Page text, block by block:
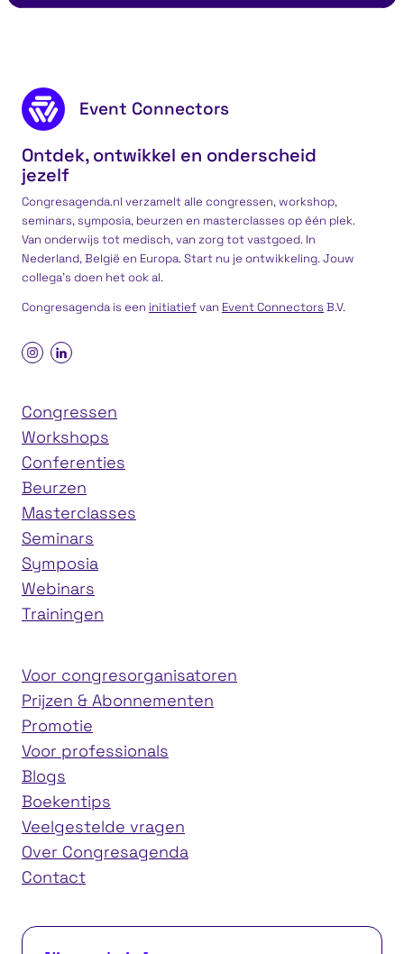
Footer content
Event Connectors
Ontdek, ontwikkel en onderscheid
jezelf
Congresagenda.nl verzamelt alle congressen, workshop,
seminars, symposia, beurzen en masterclasses op één plek.
Van onderwijs tot medisch, van zorg tot vastgoed. In
Nederland, België en Europa. Start nu je ontwikkeling. Jouw
collega’s doen het ook al.
Congresagenda is een initiatiefvan Event ConnectorsB.V.
Congressen
Workshops
Conferenties
Beurzen
Masterclasses
Seminars
Symposia
Webinars
Trainingen
Voor congresorganisatoren
Prijzen & Abonnementen
Promotie
Voor professionals
Blogs
Boekentips
Veelgestelde vragen
Over Congresagenda
Contact